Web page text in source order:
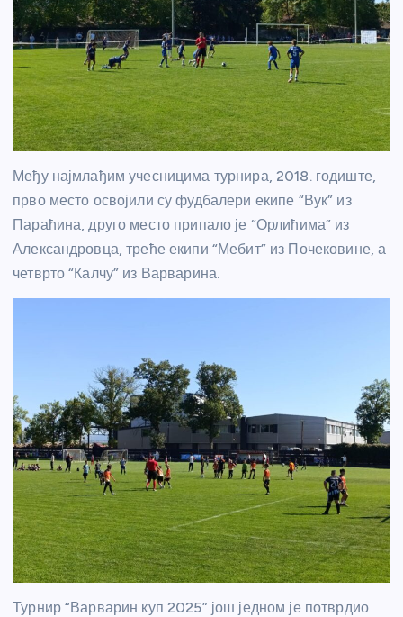
Међу најмлађим учесницима турнира, 2018. годиште,
прво место освојили су фудбалери екипе “Вук” из
Параћина, друго место припало је “Орлићима” из
Александровца, треће екипи “Мебит” из Почековине, а
четврто “Калчу” из Варварина.
Турнир “Варварин куп 2025” још једном је потврдио